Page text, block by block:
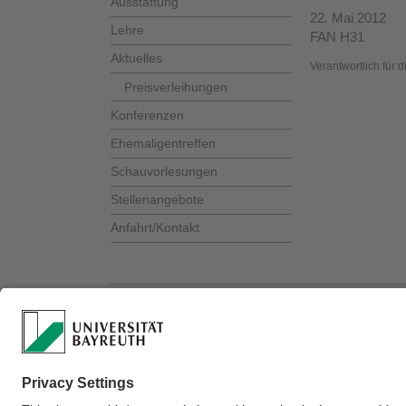
Lehre
Aktuelles
Preisverleihungen
Konferenzen
Ehemaligentreffen
Schauvorlesungen
Stellenangebote
Anfahrt/Kontakt
22. Mai 2012
FAN H31
Verantwortlich für